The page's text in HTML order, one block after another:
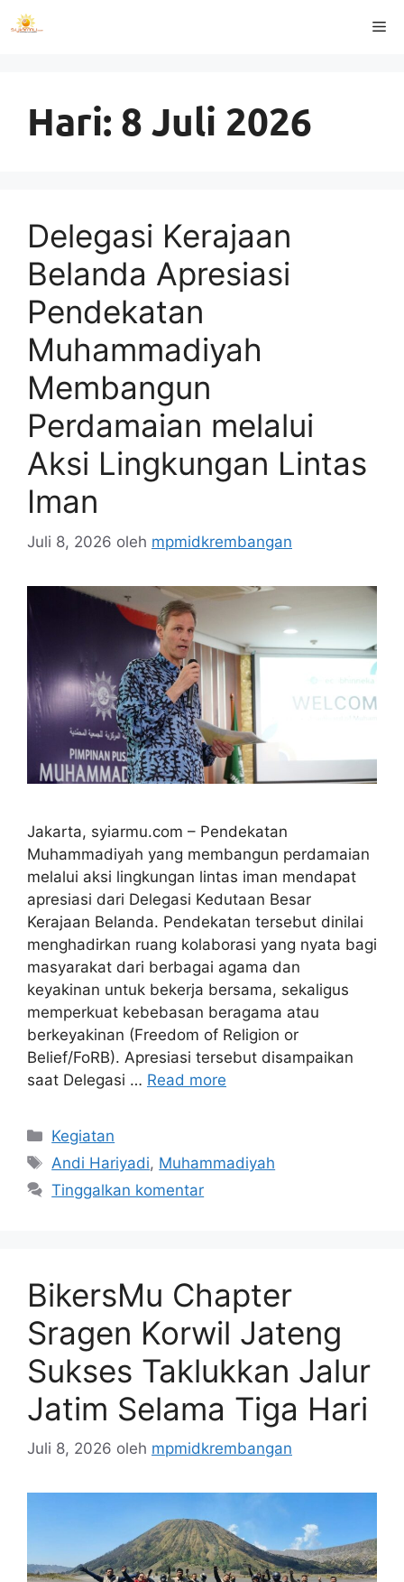
Langsung
ke
Hari: 8 Juli 2026
Delegasi Kerajaan
Belanda Apresiasi
Pendekatan
Muhammadiyah
Membangun
Perdamaian melalui
Aksi Lingkungan Lintas
Iman
Juli 8, 2026 oleh mpmidkrembangan
Jakarta, syiarmu.com – Pendekatan
Muhammadiyah yang membangun perdamaian
melalui aksi lingkungan lintas iman mendapat
apresiasi dari Delegasi Kedutaan Besar
Kerajaan Belanda. Pendekatan tersebut dinilai
menghadirkan ruang kolaborasi yang nyata bagi
masyarakat dari berbagai agama dan
keyakinan untuk bekerja bersama, sekaligus
memperkuat kebebasan beragama atau
berkeyakinan (Freedom of Religion or
Belief/FoRB). Apresiasi tersebut disampaikan
saat Delegasi … Read more
Kategori
Kegiatan
Tag
Andi Hariyadi, Muhammadiyah
Tinggalkan komentar
BikersMu Chapter
Sragen Korwil Jateng
Sukses Taklukkan Jalur
Jatim Selama Tiga Hari
Juli 8, 2026 oleh mpmidkrembangan